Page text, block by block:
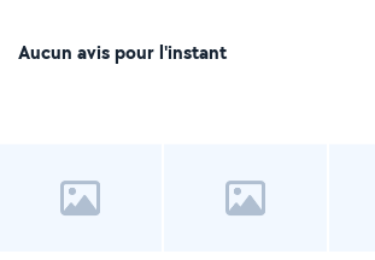
Aucun avis pour l'instant